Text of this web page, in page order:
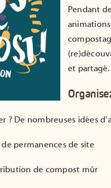
Pendant
et partagé.
? De nombreuses idées
permanences de site
de compost mûr